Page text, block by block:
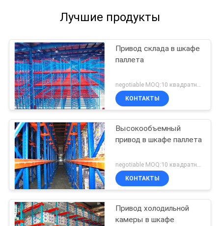
Лучшие продукты
Привод склада в шкафе
паллета
negotiable MOQ:10 квадратных метров
КОНТАКТЫ
Высокообъемный
привод в шкафе паллета
КОНТАКТЫ
Привод холодильной
камеры в шкафе